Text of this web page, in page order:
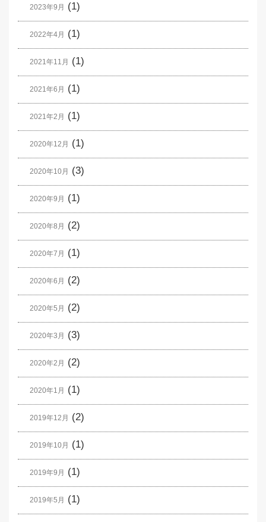
2023年9月 (1)
2022年4月 (1)
2021年11月 (1)
2021年6月 (1)
2021年2月 (1)
2020年12月 (1)
2020年10月 (3)
2020年9月 (1)
2020年8月 (2)
2020年7月 (1)
2020年6月 (2)
2020年5月 (2)
2020年3月 (3)
2020年2月 (2)
2020年1月 (1)
2019年12月 (2)
2019年10月 (1)
2019年9月 (1)
2019年5月 (1)